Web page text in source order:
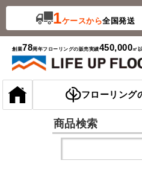
1ケースから全国発送
創業78周年フローリングの販売実績450,000㎡
フローリング
商品検索